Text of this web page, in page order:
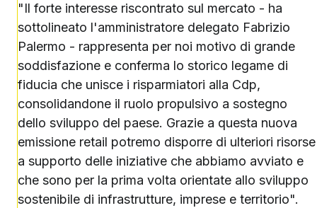
"Il forte interesse riscontrato sul mercato - ha
sottolineato l'amministratore delegato Fabrizio
Palermo - rappresenta per noi motivo di grande
soddisfazione e conferma lo storico legame di
fiducia che unisce i risparmiatori alla Cdp,
consolidandone il ruolo propulsivo a sostegno
dello sviluppo del paese. Grazie a questa nuova
emissione retail potremo disporre di ulteriori risorse
a supporto delle iniziative che abbiamo avviato e
che sono per la prima volta orientate allo sviluppo
sostenibile di infrastrutture, imprese e territorio".